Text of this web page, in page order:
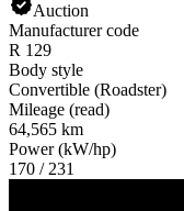
Auction
Manufacturer code
R 129
Body style
Convertible (Roadster)
Mileage (read)
64,565 km
Power (kW/hp)
170 / 231